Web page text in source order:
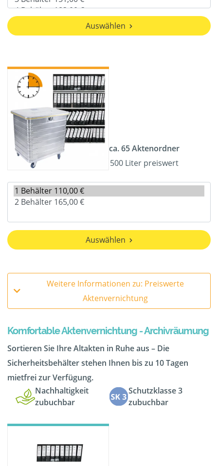
Auswählen
ca. 65 Aktenordner
500 Liter preiswert
Auswählen
Weitere Informationen zu: Preiswerte
Aktenvernichtung
Komfortable Aktenvernichtung - Archivräumung
Sortieren Sie Ihre Altakten in Ruhe aus – Die
Sicherheitsbehälter stehen Ihnen bis zu 10 Tagen
mietfrei zur Verfügung.
Nachhaltigkeit
zubuchbar
Schutzklasse 3
zubuchbar